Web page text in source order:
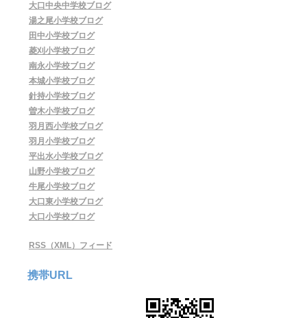
大口中央中学校ブログ
湯之尾小学校ブログ
田中小学校ブログ
菱刈小学校ブログ
南永小学校ブログ
本城小学校ブログ
針持小学校ブログ
曽木小学校ブログ
羽月西小学校ブログ
羽月小学校ブログ
平出水小学校ブログ
山野小学校ブログ
牛尾小学校ブログ
大口東小学校ブログ
大口小学校ブログ
RSS（XML）フィード
携帯URL